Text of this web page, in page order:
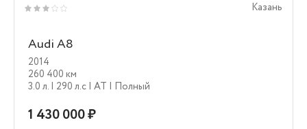
Казань
Audi A8
2014
260 400 км
3.0 л. | 290 л.c | AT | Полный
1 430 000 ₽